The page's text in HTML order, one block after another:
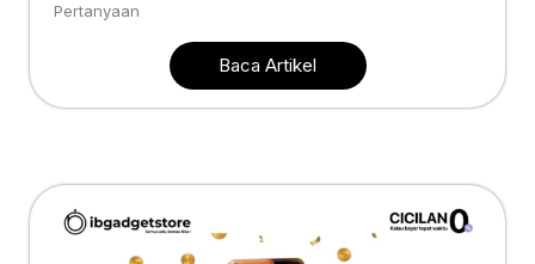
Pertanyaan
Baca Artikel